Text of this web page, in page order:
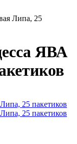
Липа, 25
ЯВА